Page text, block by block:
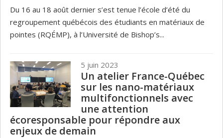
Du 16 au 18 août dernier s’est tenue l’école d’été du
regroupement québécois des étudiants en matériaux de
pointes (RQÉMP), à l’Université de Bishop’s...
5 juin 2023
Un atelier France-Québec
sur les nano-matériaux
multifonctionnels avec
une attention
écoresponsable pour répondre aux
enjeux de demain